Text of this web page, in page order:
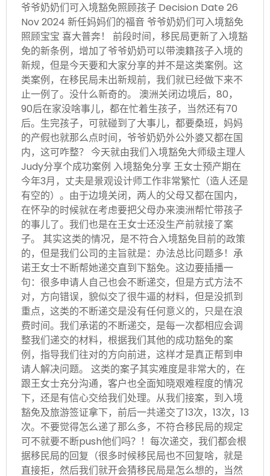
爷爷奶奶们可入境豁免照顾孩子 Decision Date 26
Nov 2024 新任妈妈们的福音 爷爷奶奶们可入境豁免
照顾宝宝 喜大普奔！ 前段时间，移民局更新了入境豁
免的新条例，增加了爷爷奶奶可以带澳籍孩子入境的
新规，但是今天要和大家分享的并不是这类案例。这
类案例，在移民局未出新规前，我们就已经做下来不
止一例了。没什么新奇的。 澳洲关闭边境后，80，
90后在家没啥事儿，都在忙着生孩子，当然还有70
后。生完孩子，可就碰到了大事儿，都要桑班，妈妈
的产假也就那么点时间，爷爷奶奶外公外婆又都在国
内，这可咋整？ 今天就由我们入境豁免大师级主理人
Judy分享个成功案例 入境豁免分享 王女士预产期在
今年3月，丈夫是景观设计师工作非常繁忙（造人还是
有空的）。由于边境关闭，两人的父母又都在国内，
在怀孕的时候就在考虑要把父母办来澳洲帮忙带孩子
的事儿了。我们也是在王女士还没生产前就接了案
子。 其实这类的情况，是不符合入境豁免目前的政策
的，但是我们公司的主旨就是：办法总比问题多！承
诺王女士不断帮她递交直到下豁免。这边要插播一
句：很多申请人自己也会不断递交，但是方式方法不
对，方向错误，貌似交了很牛逼的材料，但是没抓到
重点，这类的不断递交是没有任何意义的，只是在浪
费时间。我们承诺的不断递交，是每一次都相应会调
整我们递交的材料，根据我们其他的成功豁免的案
例，指导我们往对的方向前进，这样才是真正帮到申
请人解决问题。 这类的案子其实难度是非常大的，在
跟王女士充分沟通，客户也全面知晓艰难程度的情况
下，还是有信心交给我们处理。从我们接案，到入境
豁免及旅游签证拿下，前后一共递交了13次，13次，13
次。不要觉得怎么递了那么多，不符合移民局的规定
可不就要不断push他们吗？！每次递交，我们都会根
据移民局的回复（很多时候移民局也不回复啥，就是
直接拒，然后我们就开会猜移民局是怎么想的，当然